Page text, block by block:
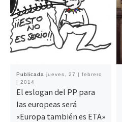
Publicada jueves, 27 | febrero
| 2014
El eslogan del PP para
las europeas será
«Europa también es ETA»